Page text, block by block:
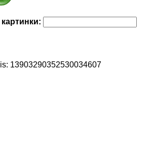
13903290352530034607